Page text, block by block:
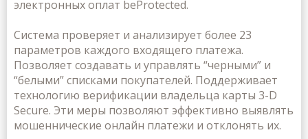
электронных оплат beProtected.
Система проверяет и анализирует более 23
параметров каждого входящего платежа.
Позволяет создавать и управлять “черными” и
“белыми” списками покупателей. Поддерживает
технологию верификации владельца карты 3-D
Secure. Эти меры позволяют эффективно выявлять
мошеннические онлайн платежи и отклонять их.